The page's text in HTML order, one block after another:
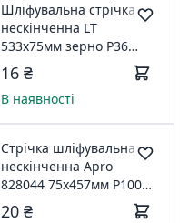
Шліфувальна стрічка
нескінченна LT
533х75мм зерно Р36
797032
16 ₴
В наявності
Стрічка шліфувальна
нескінченна Apro
828044 75х457мм Р100
10 шт 797060
20 ₴